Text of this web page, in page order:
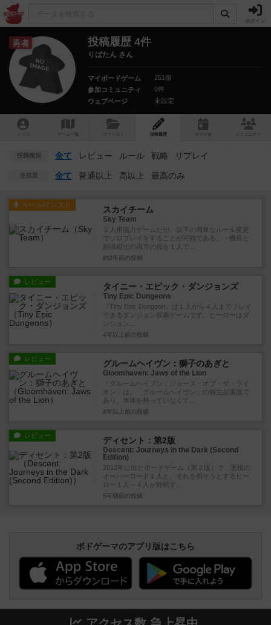
ログイン
勇者 投稿履歴 4件
りばたん さん
マイボードゲーム
251個
参加コミュニティ
0件
ウェブページ
未設定
トップ ゲーム一覧 マイリスト 投稿履歴 ボ ドゲ コミュニティ
投稿種別 全て レビュー ルール 戦略 リプレイ
注目度 全て 普通以上 高以上 最高のみ
ルール/インスト スカイチーム
Sky Team
２人用協力ゲームだが、以下の簡単なルール変更
でソロプレイをすることが可能である。・機長と
副操縦士の両方の役を１人で...
約2年前 の投稿
レビュー タイニー・エピック・ダンジョンズ
Tiny Epic Dungeons
「Tiny Epic Dungeon」は１人から４人までプレイ
できるダンジョン探索ゲームです。ヒーローはダ
ンジョン...
4年以上前 の投稿
レビュー グルームヘイヴン：獅子のあぎと
Gloomhaven: Jaws of the Lion
「グルームヘイブン：ジョーズ・オブ・ザ・ライ
オン」は、「グルームヘイヴン」の独立拡張版で
あり、本体を持っていなくて...
4年以上前 の投稿
レビュー ディセント：第2版
Descent: Journeys in the Dark (Second
Edition)
2012年に出たボードゲーム（第２版）で、悪役の
オーバーロード１人と、それを倒そうとするヒー
ロー１人～４人が対戦す...
5年弱前 の投稿
ボドゲーマのアプリ版はこちら